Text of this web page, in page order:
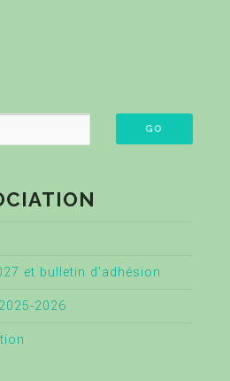
et bulletin d’adhésion
2026